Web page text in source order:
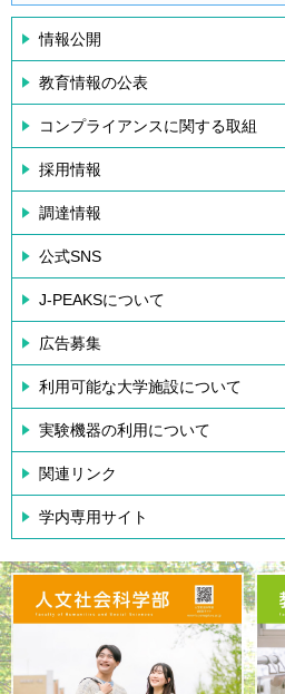
情報公開
教育情報の公表
コンプライアンスに関する取組
採用情報
調達情報
公式SNS
J-PEAKSについて
広告募集
利用可能な大学施設について
実験機器の利用について
関連リンク
学内専用サイト